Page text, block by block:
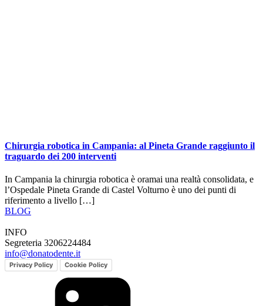
Chirurgia robotica in Campania: al Pineta Grande raggiunto il
traguardo dei 200 interventi
In Campania la chirurgia robotica è oramai una realtà consolidata, e
l’Ospedale Pineta Grande di Castel Volturno è uno dei punti di
riferimento a livello […]
BLOG
INFO
Segreteria 3206224484
info@donatodente.it
Privacy Policy Cookie Policy